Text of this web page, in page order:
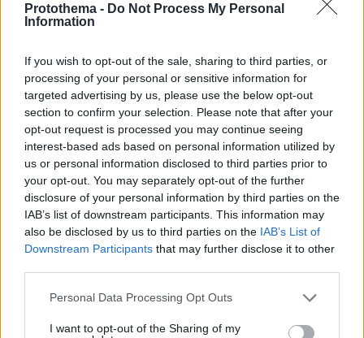
Protothema - Do Not Process My Personal
Information
If you wish to opt-out of the sale, sharing to third parties, or
processing of your personal or sensitive information for
targeted advertising by us, please use the below opt-out
section to confirm your selection. Please note that after your
opt-out request is processed you may continue seeing
interest-based ads based on personal information utilized by
us or personal information disclosed to third parties prior to
your opt-out. You may separately opt-out of the further
disclosure of your personal information by third parties on the
IAB’s list of downstream participants. This information may
also be disclosed by us to third parties on the IAB’s List of
Downstream Participants that may further disclose it to other
Please note that this website/app uses one or more Google
not limited to your visit or usage behaviour. You may click to
Personal Data Processing Opt Outs
I want to opt-out of the Sharing of my
Πέθανε το άσπρο κουτάβι που συμβίωνε με αγέλη
λύκων στην Κεντρική Μακεδονία: Καλό ταξίδι
μικρέ, δείτε βίντεο